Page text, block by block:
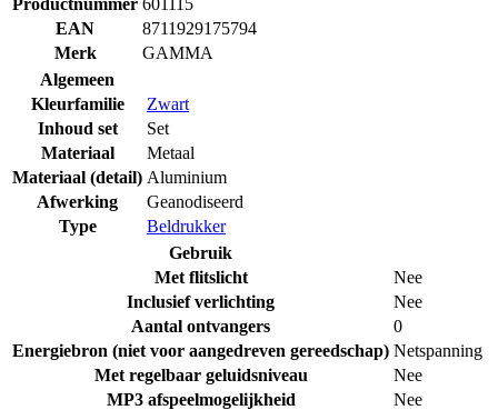
Productnummer 601115
EAN
8711929175794
Merk
GAMMA
Algemeen
Kleurfamilie
Zwart
Inhoud set
Set
Materiaal
Metaal
Materiaal (detail) Aluminium
Afwerking
Geanodiseerd
Type
Beldrukker
Gebruik
Met flitslicht
Nee
Inclusief verlichting
Nee
Aantal ontvangers
0
Energiebron (niet voor aangedreven gereedschap) Netspanning
Met regelbaar geluidsniveau
Nee
MP3 afspeelmogelijkheid
Nee